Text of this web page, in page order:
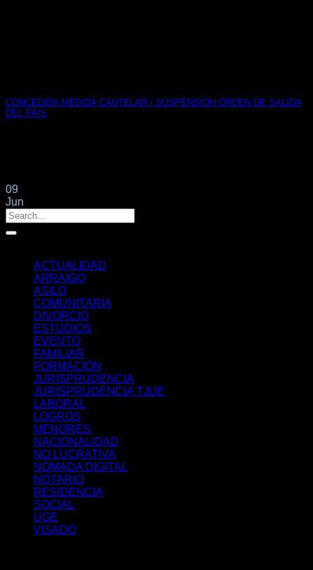
CONCEDIDA MEDIDA CAUTELAR / SUSPENSION ORDEN DE SALIDA
DEL PAIS
09
Jun
ACTUALIDAD
ARRAIGO
ASILO
COMUNITARIA
DIVORCIO
ESTUDIOS
EVENTO
FAMILIAR
FORMACIÓN
JURISPRUDENCIA
JURISPRUDENCIA TJUE
LABORAL
LOGROS
MENORES
NACIONALIDAD
NO LUCRATIVA
NÓMADA DIGITAL
NOTARIO
RESIDENCIA
SOCIAL
UGE
VISADO